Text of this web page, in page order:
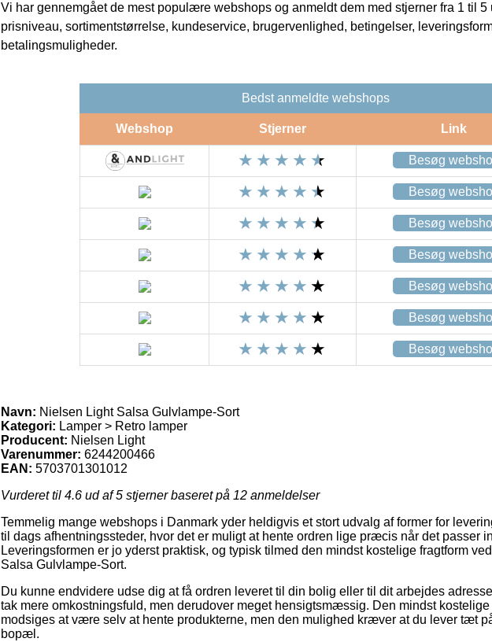
Vi har gennemgået de mest populære webshops og anmeldt dem med stjerner fra 1 til 5
prisniveau, sortimentstørrelse, kundeservice, brugervenlighed, betingelser,
betalingsmuligheder.
Bedst anmeldte webshops
Webshop Stjerner Link
Besøg
Besøg
Besøg
Besøg
Besøg
Besøg
Besøg
Navn: Nielsen Light Salsa Gulvlampe-Sort
Kategori: Lamper > Retro lamper
Producent: Nielsen Light
Varenummer: 6244200466
EAN: 5703701301012
Vurderet til 4.6 ud af 5 stjerner baseret på 12 anmeldelser
Temmelig mange webshops i Danmark yder heldigvis et stort udvalg af former for
til dags afhentningssteder, hvor det er muligt at hente ordren lige præcis når det passer
Leveringsformen er jo yderst praktisk, og typisk tilmed den mindst kostelige fragtform
Salsa Gulvlampe-Sort.
Du kunne endvidere udse dig at få ordren leveret til din bolig eller til dit arbejdes
tak mere omkostningsfuld, men derudover meget hensigtsmæssig. Den mindst
modsiges at være selv at hente produkterne, men den mulighed kræver at du lever tæt
bopæl.